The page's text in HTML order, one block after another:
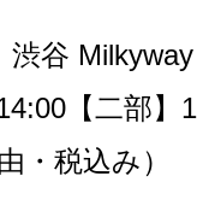
渋谷 Milkyway
【二部】
・税込み）